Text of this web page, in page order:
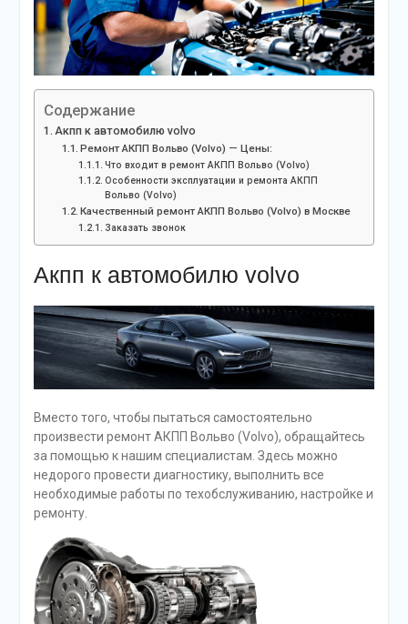
Содержание
Акпп к автомобилю volvo
Ремонт АКПП Вольво (Volvo) — Цены:
Что входит в ремонт АКПП Вольво (Volvo)
Особенности эксплуатации и ремонта АКПП
Вольво (Volvo)
Качественный ремонт АКПП Вольво (Volvo) в Москве
Заказать звонок
Акпп к автомобилю volvo
Вместо того, чтобы пытаться самостоятельно
произвести ремонт АКПП Вольво (Volvo), обращайтесь
за помощью к нашим специалистам. Здесь можно
недорого провести диагностику, выполнить все
необходимые работы по техобслуживанию, настройке и
ремонту.